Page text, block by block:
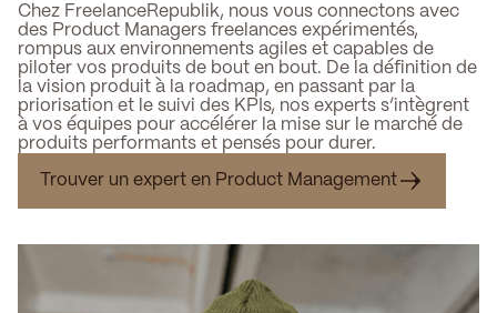
Chez FreelanceRepublik, nous vous connectons avec
des Product Managers freelances expérimentés,
rompus aux environnements agiles et capables de
piloter vos produits de bout en bout. De la définition de
la vision produit à la roadmap, en passant par la
priorisation et le suivi des KPIs, nos experts s’intègrent
à vos équipes pour accélérer la mise sur le marché de
produits performants et pensés pour durer.
Trouver un expert en Product Management